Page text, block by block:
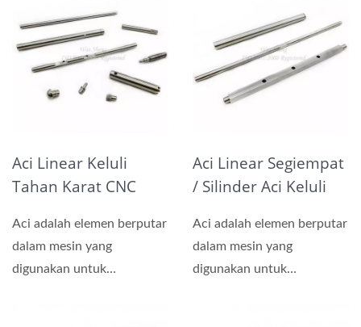
Aci Linear Keluli
Tahan Karat CNC
Aci adalah elemen berputar
dalam mesin yang
digunakan untuk
Aci Linear Segiempat
/ Silinder Aci Keluli
Pemesinan
Aci adalah elemen berputar
dalam mesin yang
digunakan untuk